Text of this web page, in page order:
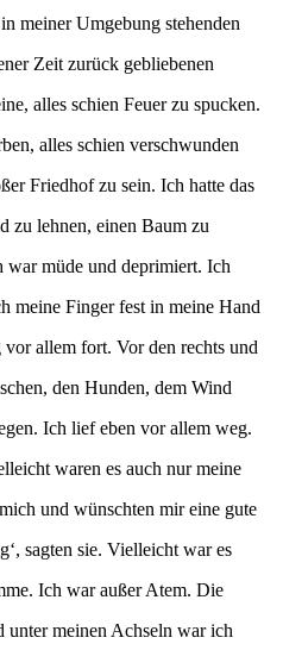
meiner Umgebung stehenden
Zeit zurück gebliebenen
alles schien Feuer zu spucken.
alles schien verschwunden
Friedhof zu sein. Ich hatte das
zu lehnen, einen Baum zu
war müde und deprimiert. Ich
meine Finger fest in meine Hand
allem fort. Vor den rechts und
den Hunden, dem Wind
Ich lief eben vor allem weg.
waren es auch nur meine
und wünschten mir eine gute
sagten sie. Vielleicht war es
Ich war außer Atem. Die
unter meinen Achseln war ich